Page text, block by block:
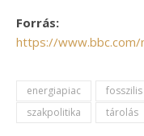
Forrás:
https://
energiapiac fosszilis
szakpolitika
tárolás